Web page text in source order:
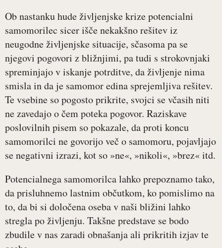
Ob nastanku hude življenjske krize potencialni
samomorilec sicer išče nekakšno rešitev iz
neugodne življenjske situacije, sčasoma pa se
njegovi pogovori z bližnjimi, pa tudi s strokovnjaki
spreminjajo v iskanje potrditve, da življenje nima
smisla in da je samomor edina sprejemljiva rešitev.
Te vsebine so pogosto prikrite, svojci se včasih niti
ne zavedajo o čem poteka pogovor. Raziskave
poslovilnih pisem so pokazale, da proti koncu
samomorilci ne govorijo več o samomoru, pojavljajo
se negativni izrazi, kot so »ne«, »nikoli«, »brez« itd.
Potencialnega samomorilca lahko prepoznamo tako,
da prisluhnemo lastnim občutkom, ko pomislimo na
to, da bi si določena oseba v naši bližini lahko
stregla po življenju. Takšne predstave se bodo
zbudile v nas zaradi obnašanja ali prikritih izjav te